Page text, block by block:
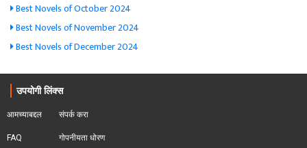
Best Novels of October 2024
Best Novels of November 2024
Best Novels of December 2024
उपयोगी लिंक्स
आमच्याबद्दल
FAQ
संपर्क करा
गोपनीयता धोरण